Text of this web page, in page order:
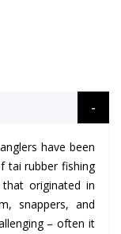
have been
tai rubber fishing
originated in
snappers, and
– often it